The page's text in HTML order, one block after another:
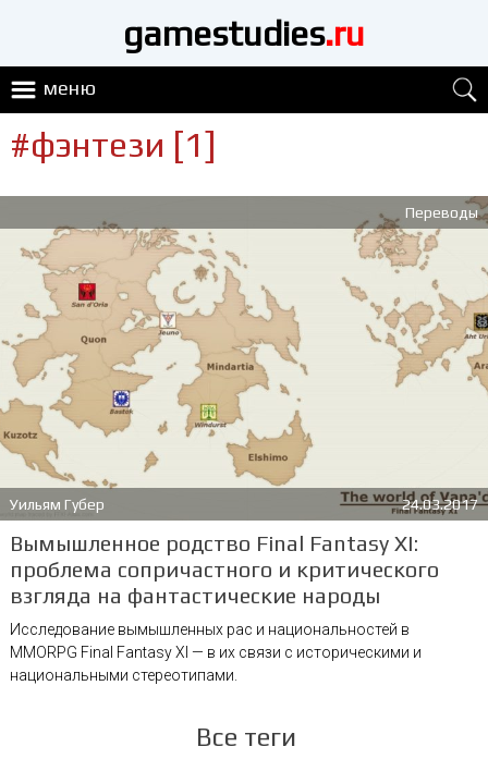
gamestudies.ru
меню
#фэнтези [1]
Переводы
Уильям Губер 24.03.2017
Вымышленное родство Final Fantasy XI:
проблема сопричастного и критического
взгляда на фантастические народы
Исследование вымышленных рас и национальностей в
MMORPG Final Fantasy XI — в их связи с историческими и
национальными стереотипами.
Все теги